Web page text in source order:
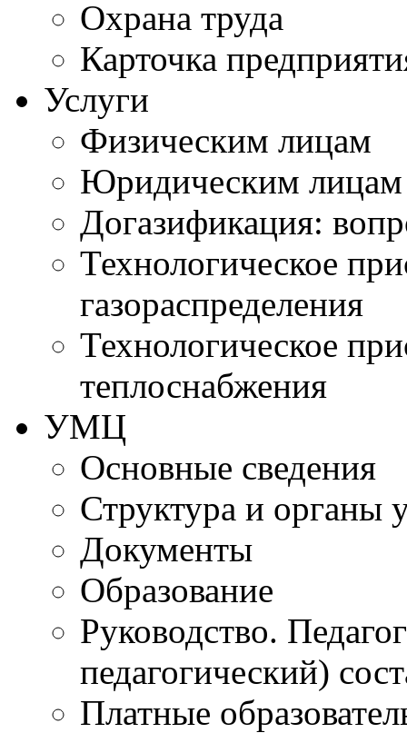
Охрана труда
Карточка
Услуги
Физическим лицам
Юридическим лицам
Догазификация:
Технологическое
газораспределения
Технологическое
теплоснабжения
УМЦ
Основные сведения
Структура и органы
Документы
Образование
Руководство.
педагогический)
Платные